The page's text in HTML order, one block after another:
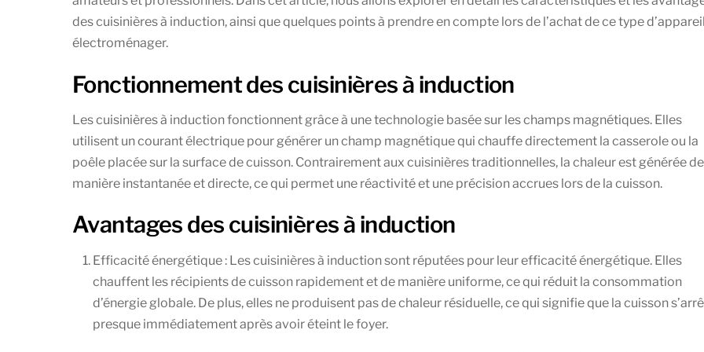
des cuisinières à induction, ainsi que quelques points à prendre en compte lors de l’achat de ce type d’appareil
électroménager.
Fonctionnement des cuisinières à induction
Les cuisinières à induction fonctionnent grâce à une technologie basée sur les champs magnétiques. Elles
utilisent un courant électrique pour générer un champ magnétique qui chauffe directement la casserole ou la
poêle placée sur la surface de cuisson. Contrairement aux cuisinières traditionnelles, la chaleur est générée de
manière instantanée et directe, ce qui permet une réactivité et une précision accrues lors de la cuisson.
Avantages des cuisinières à induction
Efficacité énergétique : Les cuisinières à induction sont réputées pour leur efficacité énergétique. Elles
chauffent les récipients de cuisson rapidement et de manière uniforme, ce qui réduit la consommation
d’énergie globale. De plus, elles ne produisent pas de chaleur résiduelle, ce qui signifie que la cuisson
presque immédiatement après avoir éteint le foyer.